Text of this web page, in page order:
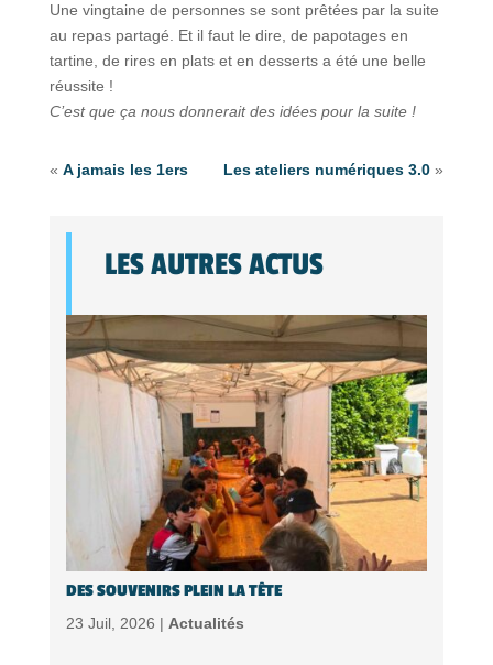
Une vingtaine de personnes se sont prêtées par la suite
au repas partagé. Et il faut le dire, de papotages en
tartine, de rires en plats et en desserts a été une belle
réussite !
C’est que ça nous donnerait des idées pour la suite !
« A jamais les 1ers Les ateliers numériques 3.0 »
LES AUTRES ACTUS
DES SOUVENIRS PLEIN LA TÊTE
23 Juil, 2026 | Actualités